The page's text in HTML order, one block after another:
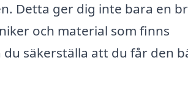
Detta ger dig inte bara en
och material som finns
säkerställa att du får den